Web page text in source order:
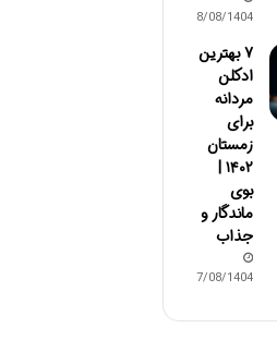
08/08/1404
۷ بهترین
ادکلن
مردانه
برای
زمستان
۱۴۰۲ |
بوی
ماندگار و
جذاب
07/08/1404